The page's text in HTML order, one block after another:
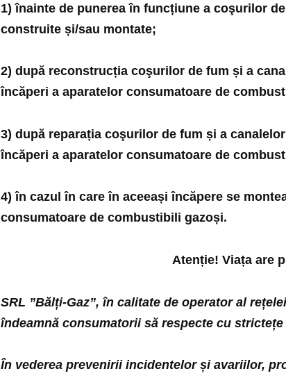
1) înainte de punerea în funcțiune a coşurilor
construite și/sau montate;
2) după reconstrucția coşurilor de fum și a
încăperi a aparatelor consumatoare de
3) după reparația coşurilor de fum și a
încăperi a aparatelor consumatoare de
4) în cazul în care în aceeași încăpere se
consumatoare de combustibili gazoși.
Atenție! Viața are
SRL ”Bălți-Gaz”, în calitate de operator al
îndeamnă consumatorii să respecte cu
În vederea prevenirii incidentelorși avariilor,